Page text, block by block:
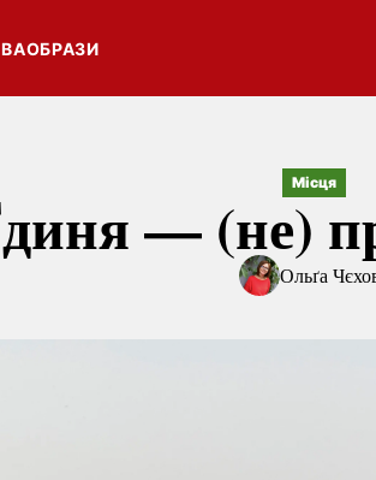
ОБРАЗИ
Місця
— (не)
Ольґа